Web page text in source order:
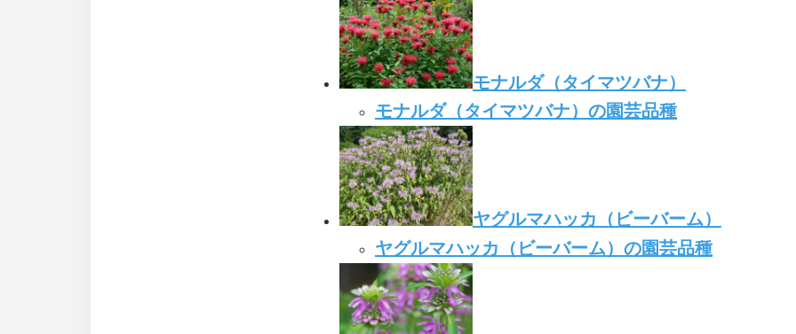
モナルダ（タイマツバナ）
モナルダ（タイマツバナ）の園芸品種
ヤグルマハッカ（ビーバーム）
ヤグルマハッカ（ビーバーム）の園芸品種